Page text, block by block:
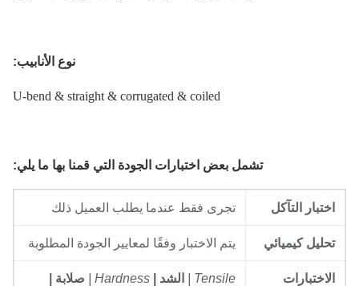
نوع الأنابيب:
U-bend & straight & corrugated & coiled
تشمل بعض اختبارات الجودة التي قمنا بها ما يلي:
التآكل تجرى فقط عندما يطلب العميل ذلك
كيميائي يتم الاختبار وفقًا لمعايير الجودة المطلوبة
Tensile | الشد | Hardness |
صلابة |